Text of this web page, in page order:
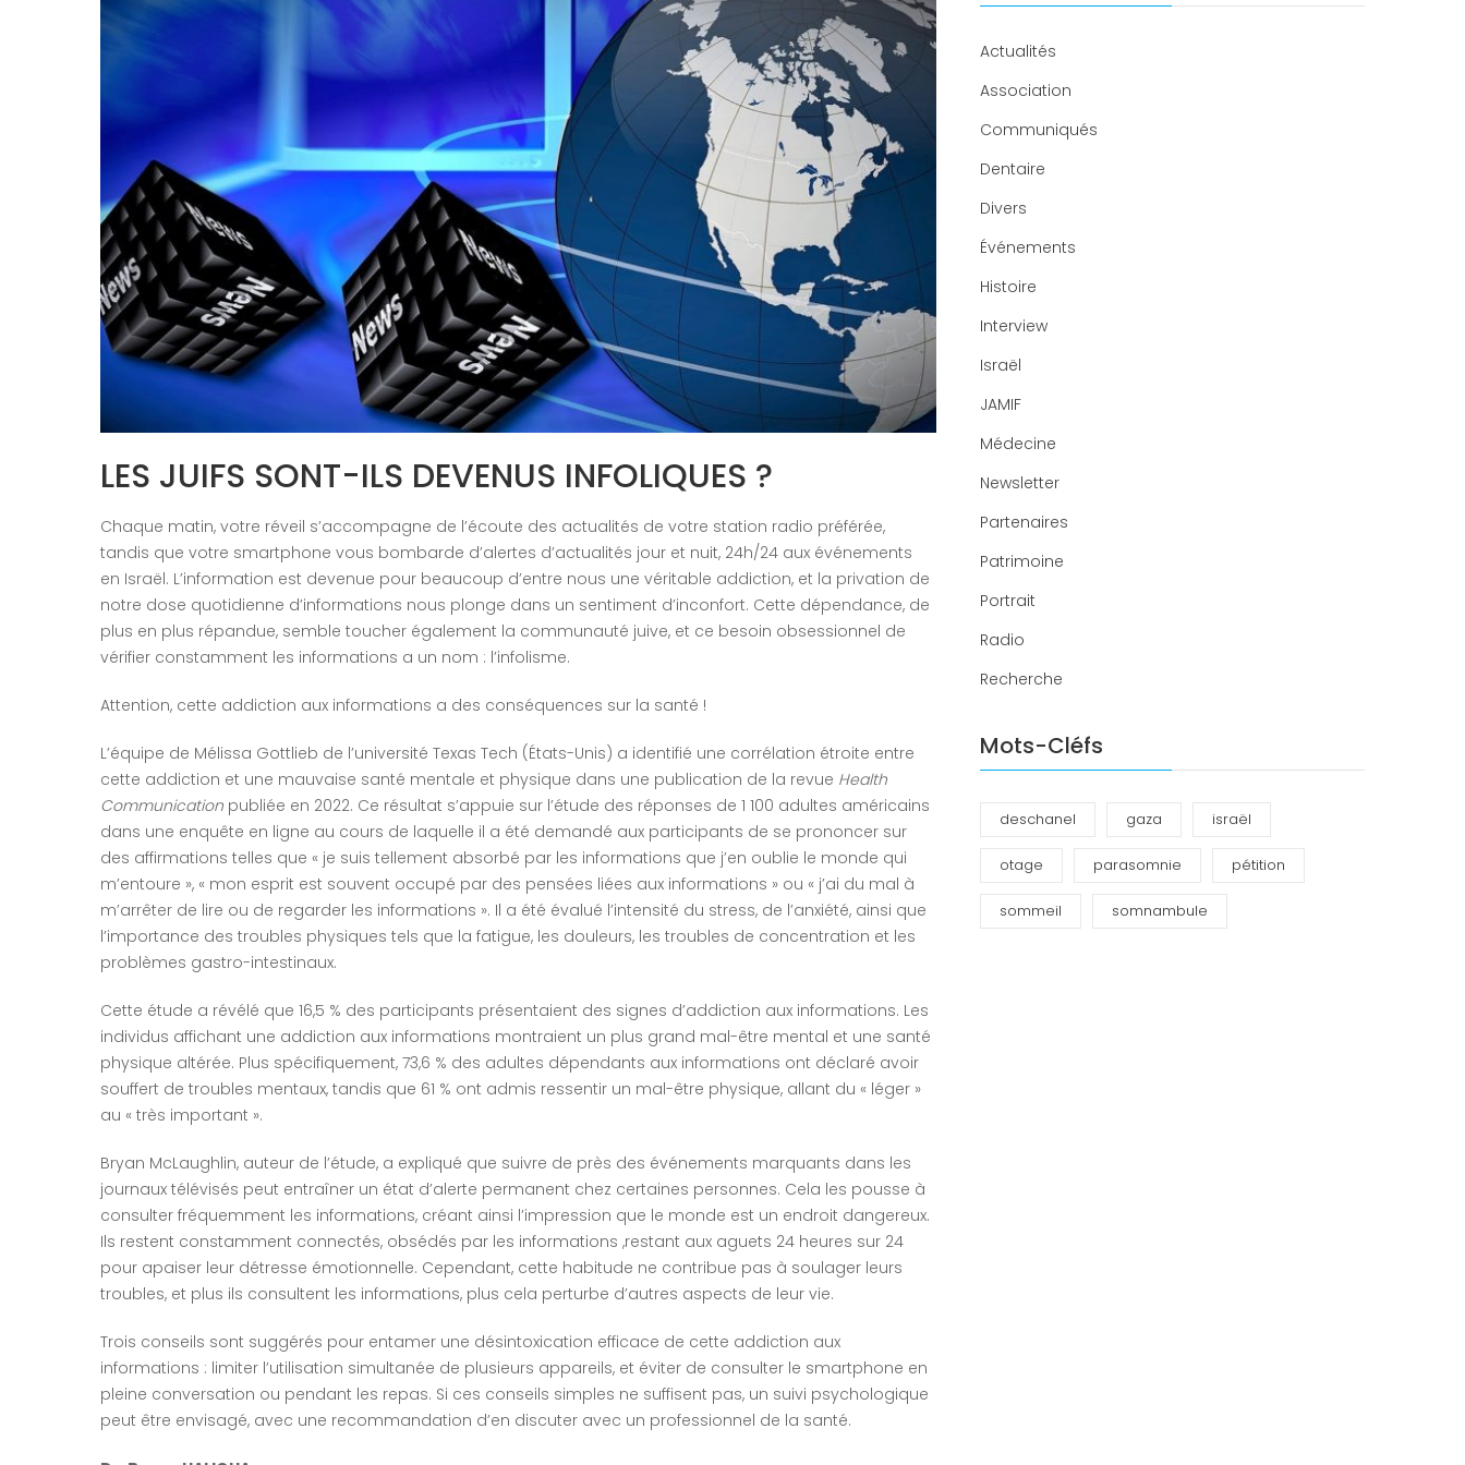
LES JUIFS SONT-ILS DEVENUS INFOLIQUES ?
Chaque matin, votre réveil s’accompagne de l’écoute des actualités de votre station radio préférée,
tandis que votre smartphone vous bombarde d’alertes d’actualités jour et nuit, 24h/24 aux événements
en Israël. L’information est devenue pour beaucoup d’entre nous une véritable addiction, et la privation de
notre dose quotidienne d’informations nous plonge dans un sentiment d’inconfort. Cette dépendance, de
plus en plus répandue, semble toucher également la communauté juive, et ce besoin obsessionnel de
vérifier constamment les informations a un nom : l’infolisme.
Attention, cette addiction aux informations a des conséquences sur la santé !
L’équipe de Mélissa Gottlieb de l’université Texas Tech (États-Unis) a identifié une corrélation étroite entre
cette addiction et une mauvaise santé mentale et physique dans une publication de la revue Health
Communication publiée en 2022. Ce résultat s’appuie sur l’étude des réponses de 1 100 adultes américains
dans une enquête en ligne au cours de laquelle il a été demandé aux participants de se prononcer sur
des affirmations telles que « je suis tellement absorbé par les informations que j’en oublie le monde qui
m’entoure », « mon esprit est souvent occupé par des pensées liées aux informations » ou « j’ai du mal à
m’arrêter de lire ou de regarder les informations ». Il a été évalué l’intensité du stress, de l’anxiété, ainsi que
l’importance des troubles physiques tels que la fatigue, les douleurs, les troubles de concentration et les
problèmes gastro-intestinaux.
Cette étude a révélé que 16,5 % des participants présentaient des signes d’addiction aux informations. Les
individus affichant une addiction aux informations montraient un plus grand mal-être mental et une santé
physique altérée. Plus spécifiquement, 73,6 % des adultes dépendants aux informations ont déclaré avoir
souffert de troubles mentaux, tandis que 61 % ont admis ressentir un mal-être physique, allant du « léger »
au « très important ».
Bryan McLaughlin, auteur de l’étude, a expliqué que suivre de près des événements marquants dans les
journaux télévisés peut entraîner un état d’alerte permanent chez certaines personnes. Cela les pousse à
consulter fréquemment les informations, créant ainsi l’impression que le monde est un endroit dangereux.
Ils restent constamment connectés, obsédés par les informations ,restant aux aguets 24 heures sur 24
pour apaiser leur détresse émotionnelle. Cependant, cette habitude ne contribue pas à soulager leurs
troubles, et plus ils consultent les informations, plus cela perturbe d’autres aspects de leur vie.
Trois conseils sont suggérés pour entamer une désintoxication efficace de cette addiction aux
informations : limiter l’utilisation simultanée de plusieurs appareils, et éviter de consulter le smartphone en
pleine conversation ou pendant les repas. Si ces conseils simples ne suffisent pas, un suivi psychologique
peut être envisagé, avec une recommandation d’en discuter avec un professionnel de la santé.
Actualités
Association
Communiqués
Dentaire
Divers
Événements
Histoire
Interview
Israël
JAMIF
Médecine
Newsletter
Partenaires
Patrimoine
Portrait
Radio
Recherche
Mots-Cléfs
deschanel gaza israël
otage parasomnie pétition
sommeil somnambule